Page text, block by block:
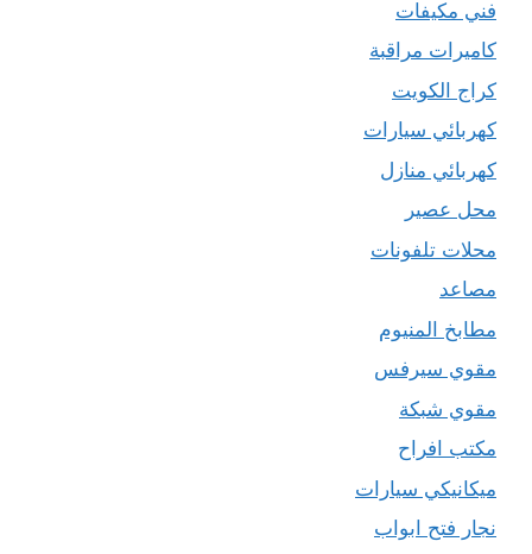
فني مكيفات
كاميرات مراقبة
كراج الكويت
كهربائي سيارات
كهربائي منازل
محل عصير
محلات تلفونات
مصاعد
مطابخ المنيوم
مقوي سيرفس
مقوي شبكة
مكتب افراح
ميكانيكي سيارات
نجار فتح ابواب